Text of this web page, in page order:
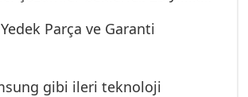
Parça ve Garanti
gibi ileri teknoloji